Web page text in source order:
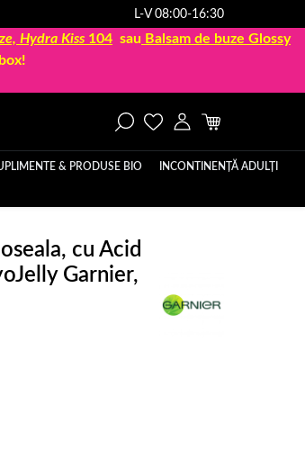
L-V 08:00-16:30
Hydra Kiss 104 sau Balsam de buze Glossy
& PRODUSE BIO INCONTINENȚĂ ADULȚI
cu Acid
Garnier,